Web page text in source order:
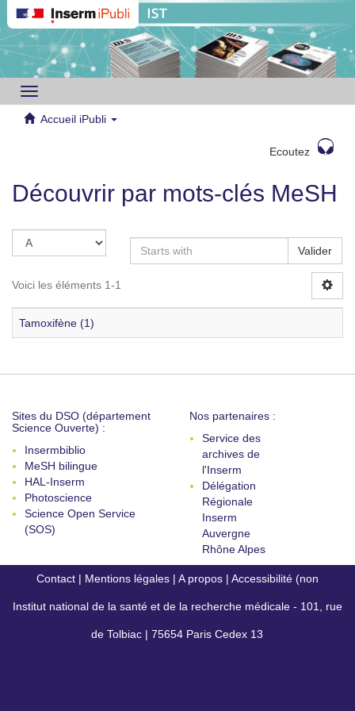
Toggle
navigation
Accueil iPubli
Ecoutez
Découvrir par mots-clés MeSH
Valider
Voici les éléments 1-1
Tamoxifène (1)
Sites du DSO (département
Science Ouverte) :
Insermbiblio
MeSH bilingue
HAL-Inserm
Photoscience
Science Open Service
(SOS)
Nos partenaires :
Service des
archives de
l'Inserm
Délégation
Régionale
Inserm
Auvergne
Rhône Alpes
Contact | Mentions légales | A propos | Accessibilité (non
conforme)
Institut national de la santé et de la recherche médicale - 101, rue
de Tolbiac | 75654 Paris Cedex 13